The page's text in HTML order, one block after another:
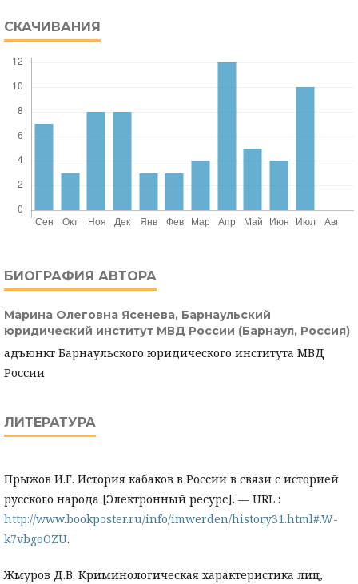
СКАЧИВАНИЯ
БИОГРАФИЯ АВТОРА
Марина Олеговна Ясенева, Барнаульский
юридический институт МВД России (Барнаул, Россия)
адъюнкт Барнаульского юридического института МВД
России
ЛИТЕРАТУРА
Прыжов И.Г. История кабаков в России в связи с историей
русского народа [Электронный ресурс]. — URL :
http://www.bookposter.ru/info/imwerden/history31.html#.W-
k7vbgoOZU.
Жмуров Д.В. Криминологическая характеристика лиц,